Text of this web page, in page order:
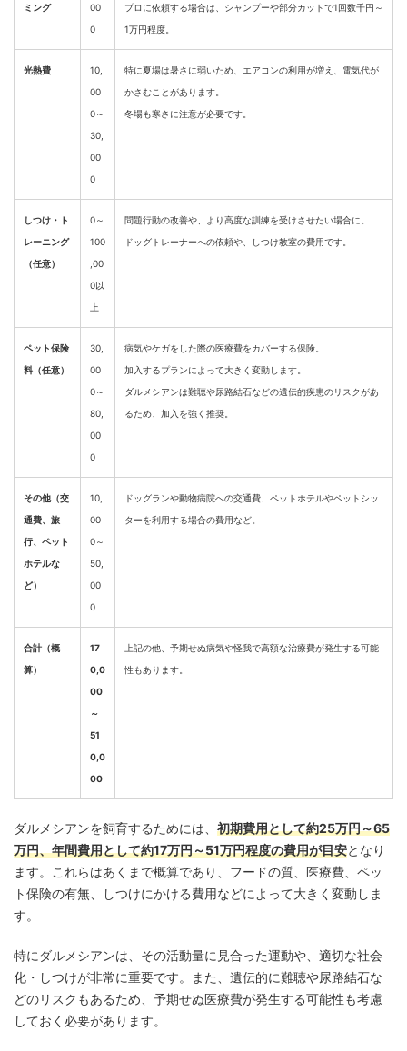
ミング
00
0
プロに依頼する場合は、シャンプーや部分カットで1回数千円～
1万円程度。
光熱費
10,
00
0～
30,
00
0
特に夏場は暑さに弱いため、エアコンの利用が増え、電気代が
かさむことがあります。
冬場も寒さに注意が必要です。
しつけ・ト
レーニング
（任意）
0～
100
,00
0以
上
問題行動の改善や、より高度な訓練を受けさせたい場合に。
ドッグトレーナーへの依頼や、しつけ教室の費用です。
ペット保険
料（任意）
30,
00
0～
80,
00
0
病気やケガをした際の医療費をカバーする保険。
加入するプランによって大きく変動します。
ダルメシアンは難聴や尿路結石などの遺伝的疾患のリスクがあ
るため、加入を強く推奨。
その他（交
通費、旅
行、ペット
ホテルな
ど）
10,
00
0～
50,
00
0
ドッグランや動物病院への交通費、ペットホテルやペットシッ
ターを利用する場合の費用など。
合計（概
算）
17
0,0
00
～
51
0,0
00
上記の他、予期せぬ病気や怪我で高額な治療費が発生する可能
性もあります。
ダルメシアンを飼育するためには、 初期費用として約25万円～65
万円、年間費用として約17万円～51万円程度の費用が目安となり
ます。これらはあくまで概算であり、フードの質、医療費、ペッ
ト保険の有無、しつけにかける費用などによって大きく変動しま
す。
特にダルメシアンは、その活動量に見合った運動や、適切な社会
化・しつけが非常に重要です。また、遺伝的に難聴や尿路結石な
どのリスクもあるため、予期せぬ医療費が発生する可能性も考慮
しておく必要があります。